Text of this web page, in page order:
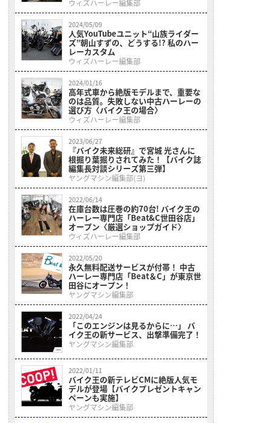
ウィズハーレー編集部
2024/05/09
人気YouTubeユニット“山族ライダー
ズ”朝山すずの、どうする!? 私のハー
レーカスタム
ウィズハーレー編集部
2024/01/16
高年式車から絶版モデルまで、重要な
のは品質。失敗しない中古ハーレーの
選び方〈バイク王の場合〉
ウィズハーレー編集部
2023/06/27
『バイク未来総研』で宮城 光さんに
根掘り葉掘りされてみた！【バイク誌
編集長対談シリーズ第三弾】
ヤングマシン編集部(ヨ)
2022/06/14
在庫台数は圧巻の約70台! バイク王の
ハーレー専門店「Beat&C世田谷店」
オープン〈厳選ショップガイド〉
ウィズハーレー編集部
2022/05/20
永久無料配送サービスが付帯！ 中古
ハーレー専門店「Beat＆C」が東京世
田谷にオープン！
ヤングマシン編集部
2022/04/24
「このエンジンは見るからに…」 バ
イク王の新サービス、出撃準備完了！
ヤングマシン編集部
2022/01/11
バイク王の新テレビCMに絶版人気モ
デルが登場【バイクプレゼントキャン
ペーンも実施】
ヤングマシン編集部